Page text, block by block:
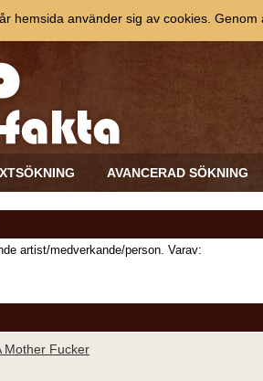
AVANCERAD SÖKNING
artist/medverkande/person. Varav:
Mother Fucker
hemsida använder sig av cookies.